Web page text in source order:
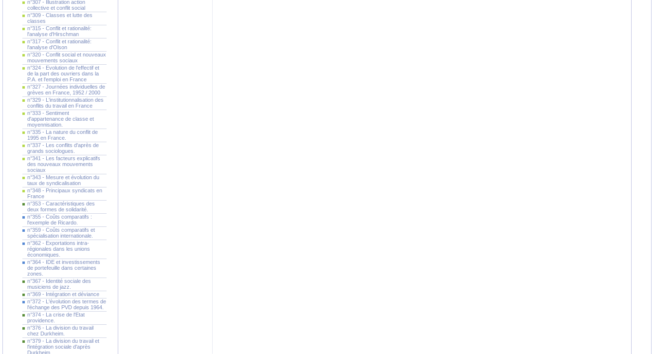
n°307 - Illustration action
collective et conflit social
n°309 - Classes et lutte des
classes
n°315 - Conflit et rationalité:
l'analyse d'Hirschman
n°317 - Conflit et rationalité:
l'analyse d'Olson
n°320 - Conflit social et nouveaux
mouvements sociaux
n°324 - Evolution de l'effectif et
de la part des ouvriers dans la
P.A. et l'emploi en France
n°327 - Journées individuelles de
grèves en France, 1952 / 2000
n°329 - L'institutionnalisation des
conflits du travail en France
n°333 - Sentiment
d'appartenance de classe et
moyennisation.
n°335 - La nature du conflit de
1995 en France.
n°337 - Les conflits d'après de
grands sociologues.
n°341 - Les facteurs explicatifs
des nouveaux mouvements
sociaux
n°343 - Mesure et évolution du
taux de syndicalisation
n°348 - Principaux syndicats en
France
n°353 - Caractéristiques des
deux formes de solidarité.
n°355 - Coûts comparatifs :
l'exemple de Ricardo.
n°359 - Coûts comparatifs et
spécialisation internationale.
n°362 - Exportations intra-
régionales dans les unions
économiques.
n°364 - IDE et investissements
de portefeuille dans certaines
zones.
n°367 - Identité sociale des
musiciens de jazz.
n°369 - Intégration et déviance
n°372 - L'évolution des termes de
l'échange des PVD depuis 1964.
n°374 - La crise de l'Etat
providence.
n°376 - La division du travail
chez Durkheim.
n°379 - La division du travail et
l'intégration sociale d'après
Durkheim.